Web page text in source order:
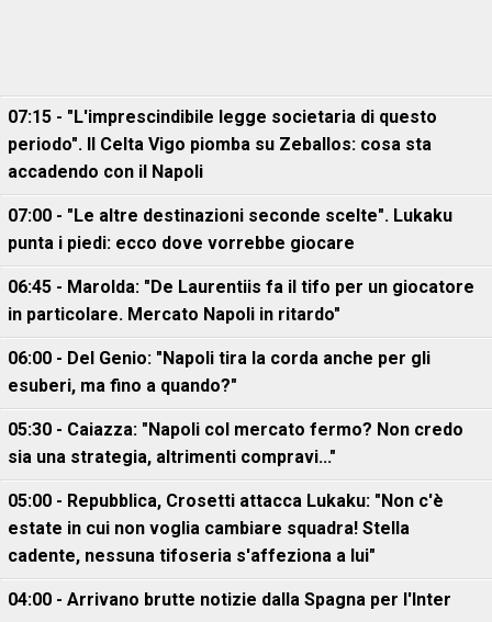
07:15 - "L'imprescindibile legge societaria di questo
periodo". Il Celta Vigo piomba su Zeballos: cosa sta
accadendo con il Napoli
07:00 - "Le altre destinazioni seconde scelte". Lukaku
punta i piedi: ecco dove vorrebbe giocare
06:45 - Marolda: "De Laurentiis fa il tifo per un giocatore
in particolare. Mercato Napoli in ritardo"
06:00 - Del Genio: "Napoli tira la corda anche per gli
esuberi, ma fino a quando?"
05:30 - Caiazza: "Napoli col mercato fermo? Non credo
sia una strategia, altrimenti compravi..."
05:00 - Repubblica, Crosetti attacca Lukaku: "Non c'è
estate in cui non voglia cambiare squadra! Stella
cadente, nessuna tifoseria s'affeziona a lui"
04:00 - Arrivano brutte notizie dalla Spagna per l'Inter